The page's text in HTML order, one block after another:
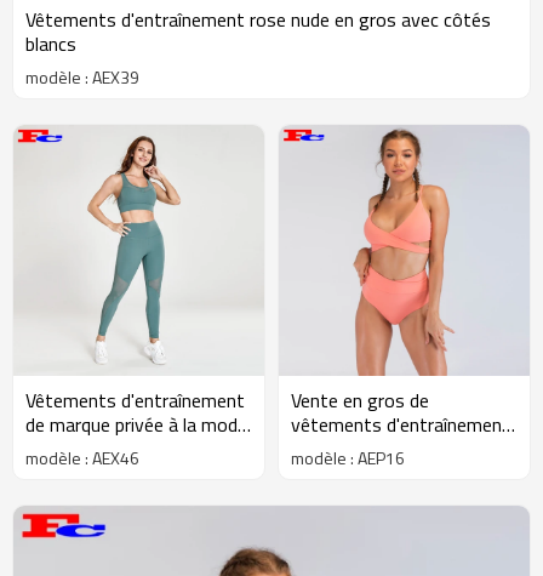
Vêtements d'entraînement rose nude en gros avec côtés
blancs
modèle : AEX39
Vêtements d'entraînement
de marque privée à la mode
pour femmes gris vert
modèle : AEX46
Vente en gros de
vêtements d'entraînement
sexy rose chaud
modèle : AEP16